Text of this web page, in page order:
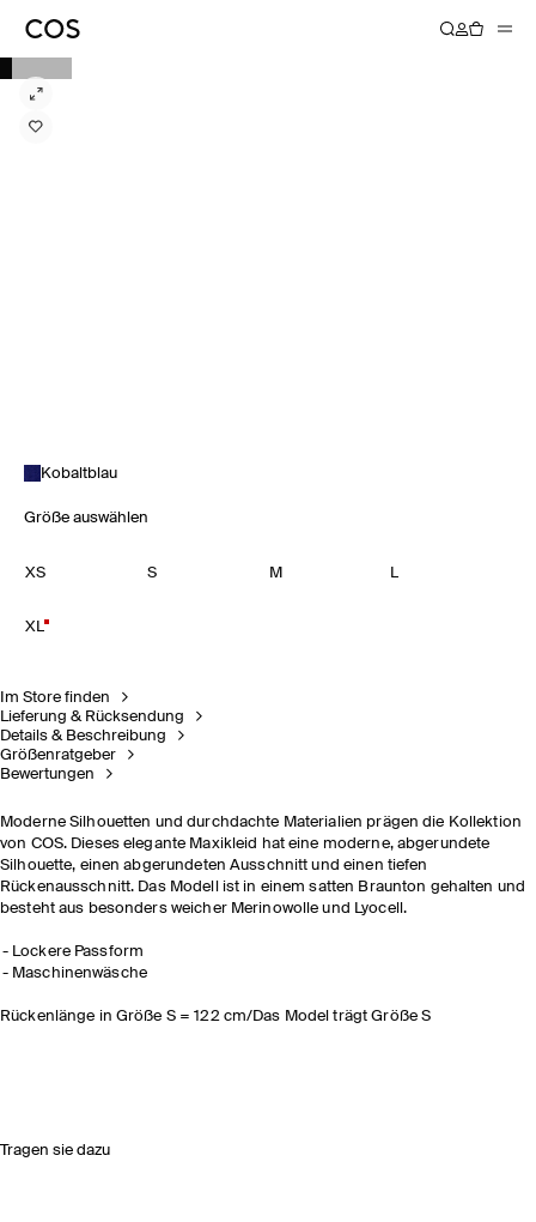
Kobaltblau
Größe auswählen
XS S M L
XL
Im Store finden
Lieferung & Rücksendung
Details & Beschreibung
Größenratgeber
Bewertungen
Moderne Silhouetten und durchdachte Materialien prägen die Kollektion
von COS. Dieses elegante Maxikleid hat eine moderne, abgerundete
Silhouette, einen abgerundeten Ausschnitt und einen tiefen
Rückenausschnitt. Das Modell ist in einem satten Braunton gehalten und
besteht aus besonders weicher Merinowolle und Lyocell.
Lockere Passform
Maschinenwäsche
Rückenlänge in Größe S = 122 cm/Das Model trägt Größe S
Tragen sie dazu